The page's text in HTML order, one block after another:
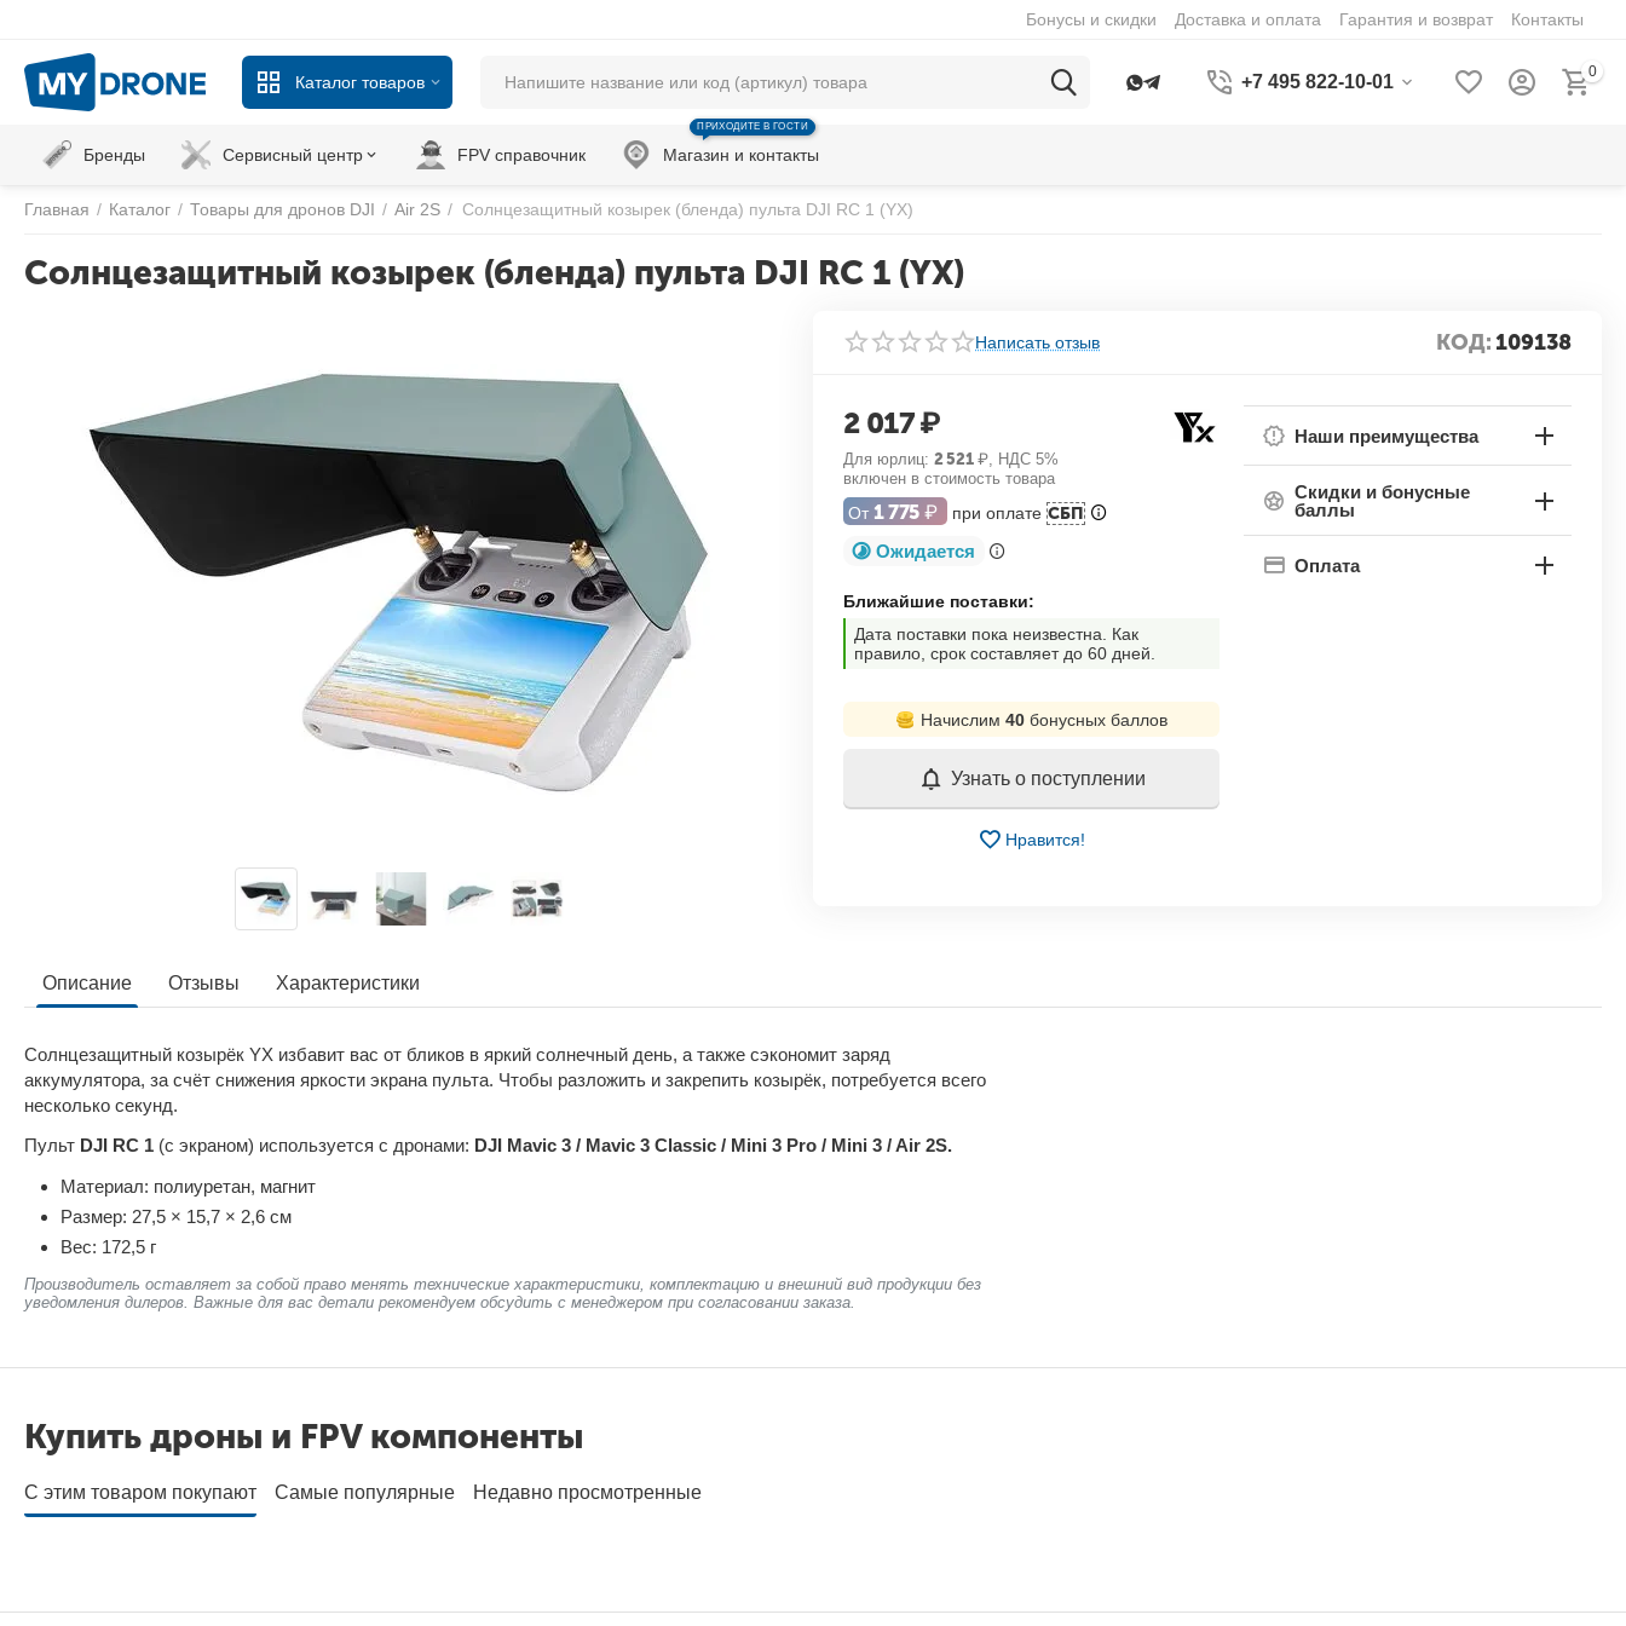
Бонусы и скидки Доставка и оплата Гарантия и возврат Контакты
Каталог товаров +7 495 822-10-01 0
Бренды Сервисный центр FPV справочник Магазин и контакты
ПРИХОДИТЕ В ГОСТИ
Главная / Каталог / Товары для дронов DJI / Air 2S / Солнцезащитный козырек (бленда) пульта DJI RC 1 (YX)
Солнцезащитный козырек (бленда) пульта DJI RC 1 (YX)
Написать отзыв КОД:109138
2 017₽
Для юрлиц: 2 521 ₽, НДС 5%
включен в стоимость товара
От 1 775 ₽ при оплате СБП
Ожидается
Ближайшие поставки:
Дата поставки пока неизвестна. Как
правило, срок составляет до 60 дней.
Начислим 40бонусных баллов
Узнать о поступлении
Нравится!
Наши преимущества
Скидки и бонусные
баллы
Оплата
Описание Отзывы Характеристики
Солнцезащитный козырёк YX избавит вас от бликов в яркий солнечный день, а также сэкономит заряд
аккумулятора, за счёт снижения яркости экрана пульта. Чтобы разложить и закрепить козырёк, потребуется всего
несколько секунд.
Пульт DJI RC 1 (с экраном) используется с дронами: DJI Mavic 3 / Mavic 3 Classic / Mini 3 Pro / Mini 3 / Air 2S.
Материал: полиуретан, магнит
Размер: 27,5 × 15,7 × 2,6 см
Вес: 172,5 г
Производитель оставляет за собой право менять технические характеристики, комплектацию и внешний вид продукции без
уведомления дилеров. Важные для вас детали рекомендуем обсудить с менеджером при согласовании заказа.
Купить дроны и FPV компоненты
С этим товаром покупают Самые популярные Недавно просмотренные